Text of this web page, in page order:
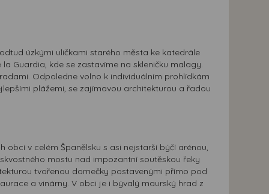
úzkými uličkami starého města ke katedrále
Guardia, kde se zastavíme na skleničku malagy.
Odpoledne volno k individuálním prohlídkám
plážemi, se zajímavou architekturou a řadou
obcí v celém Španělsku s asi nejstarší býčí arénou,
mostu nad impozantní soutěskou řeky
tvořenou domečky postavenými přímo pod
a vinárny. V obci je i bývalý maurský hrad z